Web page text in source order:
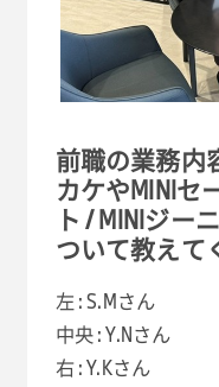
前職の業務内
カケやMINIセ
ト / MINIジー
ついて教えて
左 : S.Mさん
中央 : Y.Nさん
右 : Y.Kさん